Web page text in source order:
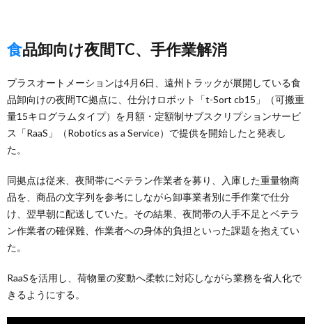
食品卸向け夜間TC、手作業解消
プラスオートメーションは4月6日、遠州トラックが展開している食
品卸向けの夜間TC拠点に、仕分けロボット「t-Sort cb15」（可搬重
量15キログラムタイプ）を月額・定額制サブスクリプションサービ
ス「RaaS」（Robotics as a Service）で提供を開始したと発表し
た。
同拠点は従来、夜間帯にベテラン作業者を募り、入庫した重量物商
品を、商品の文字列を参考にしながら卸事業者別に手作業で仕分
け、翌早朝に配送していた。その結果、夜間帯の人手不足とベテラ
ン作業者の確保難、作業者への身体的負担といった課題を抱えてい
た。
RaaSを活用し、荷物量の変動へ柔軟に対応しながら業務を省人化で
きるようにする。